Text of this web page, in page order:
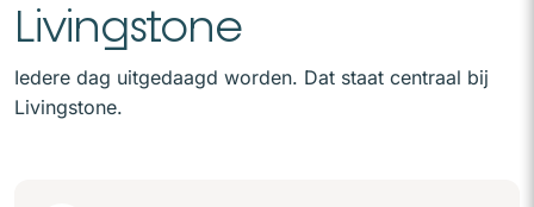
Livingstone
Iedere dag uitgedaagd worden. Dat staat centraal bij
Livingstone.